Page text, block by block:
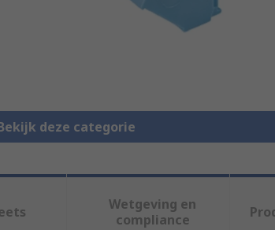
deze categorie
Wetgeving en
compliance